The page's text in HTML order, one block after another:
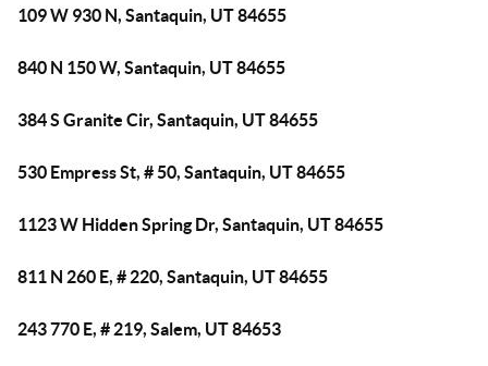
109 W 930 N, Santaquin, UT 84655
840 N 150 W, Santaquin, UT 84655
384 S Granite Cir, Santaquin, UT 84655
530 Empress St, # 50, Santaquin, UT 84655
1123 W Hidden Spring Dr, Santaquin, UT 84655
811 N 260 E, # 220, Santaquin, UT 84655
243 770 E, # 219, Salem, UT 84653